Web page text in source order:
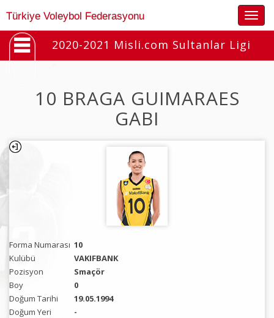
Türkiye Voleybol Federasyonu
2020-2021 Misli.com Sultanlar Ligi
10 BRAGA GUIMARAES
GABI
Forma Numarası 10
Kulübü
VAKIFBANK
Pozisyon
Smaçör
Boy
0
Doğum Tarihi
19.05.1994
Doğum Yeri
-